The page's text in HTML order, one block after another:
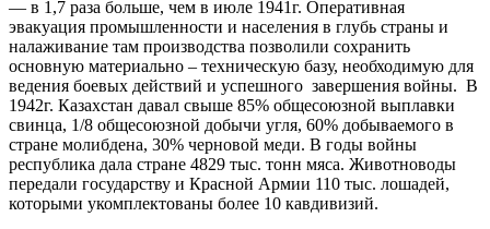
— в 1,7 раза больше, чем в июле 1941г. Оперативная
эвакуация промышленности и населения в глубь страны и
налаживание там производства позволили сохранить
основную материально – техническую базу, необходимую для
ведения боевых действий и успешного завершения войны. В
1942г. Казахстан давал свыше 85% общесоюзной выплавки
свинца, 1/8 общесоюзной добычи угля, 60% добываемого в
стране молибдена, 30% черновой меди. В годы войны
республика дала стране 4829 тыс. тонн мяса. Животноводы
передали государству и Красной Армии 110 тыс. лошадей,
которыми укомплектованы более 10 кавдивизий.